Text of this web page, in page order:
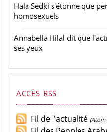
Hala Sedki s'étonne que
homosexuels
Annabella Hilal dit que
ses yeux
ACCÈS RSS
Fil de l'actualité (Atom